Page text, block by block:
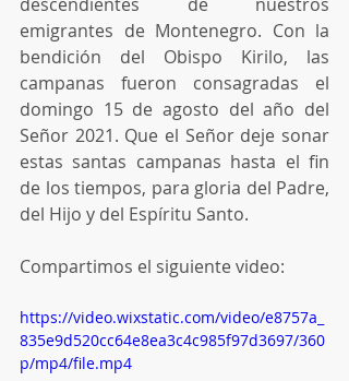
descendientes de nuestros
emigrantes de Montenegro. Con la
bendición del Obispo Kirilo, las
campanas fueron consagradas el
domingo 15 de agosto del año del
Señor 2021. Que el Señor deje sonar
estas santas campanas hasta el fin
de los tiempos, para gloria del Padre,
del Hijo y del Espíritu Santo.
Compartimos el siguiente video:
https://video.wixstatic.com/video/e8757a_
835e9d520cc64e8ea3c4c985f97d3697/360
p/mp4/file.mp4